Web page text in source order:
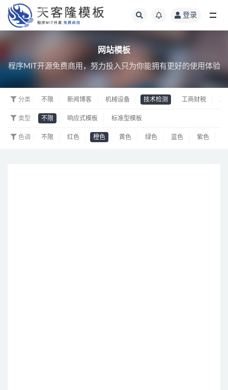
登录
网站模板
程序MIT开源免费商用，努力投入只为你能拥有更好的使用体验
分类 不限 新闻博客 机械设备 技术检测 工商财税
类型 不限 响应式模板 标准型模板
色调 不限 红色 橙色 黄色 绿色 蓝色 紫色